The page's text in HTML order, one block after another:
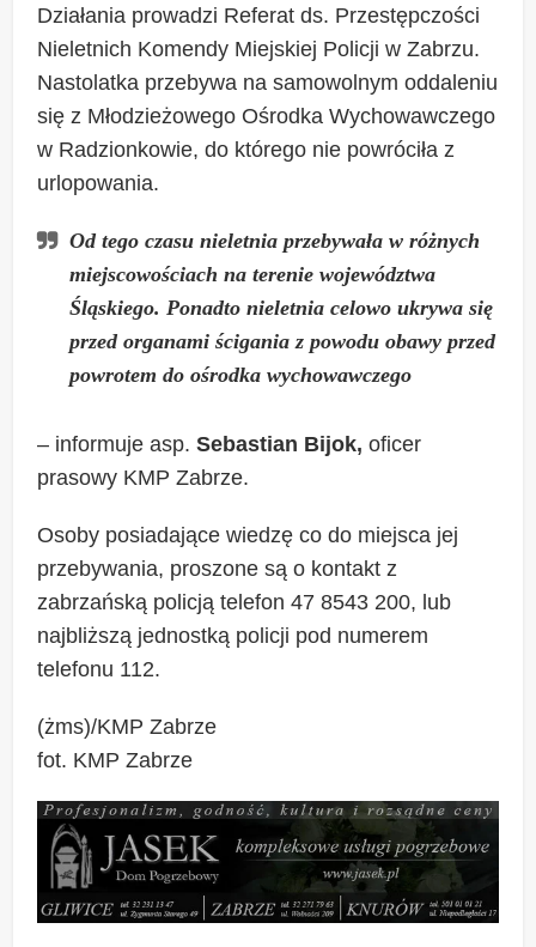
Działania prowadzi Referat ds. Przestępczości
Nieletnich Komendy Miejskiej Policji w Zabrzu.
Nastolatka przebywa na samowolnym oddaleniu
się z Młodzieżowego Ośrodka Wychowawczego
w Radzionkowie, do którego nie powróciła z
urlopowania.
Od tego czasu nieletnia przebywała w różnych
miejscowościach na terenie województwa
Śląskiego. Ponadto nieletnia celowo ukrywa się
przed organami ścigania z powodu obawy przed
powrotem do ośrodka wychowawczego
– informuje asp.Sebastian Bijok, oficer
prasowy KMP Zabrze.
Osoby posiadające wiedzę co do miejsca jej
przebywania, proszone są o kontakt z
zabrzańską policją telefon 47 8543 200, lub
najbliższą jednostką policji pod numerem
telefonu 112.
(żms)/KMP Zabrze
fot. KMP Zabrze